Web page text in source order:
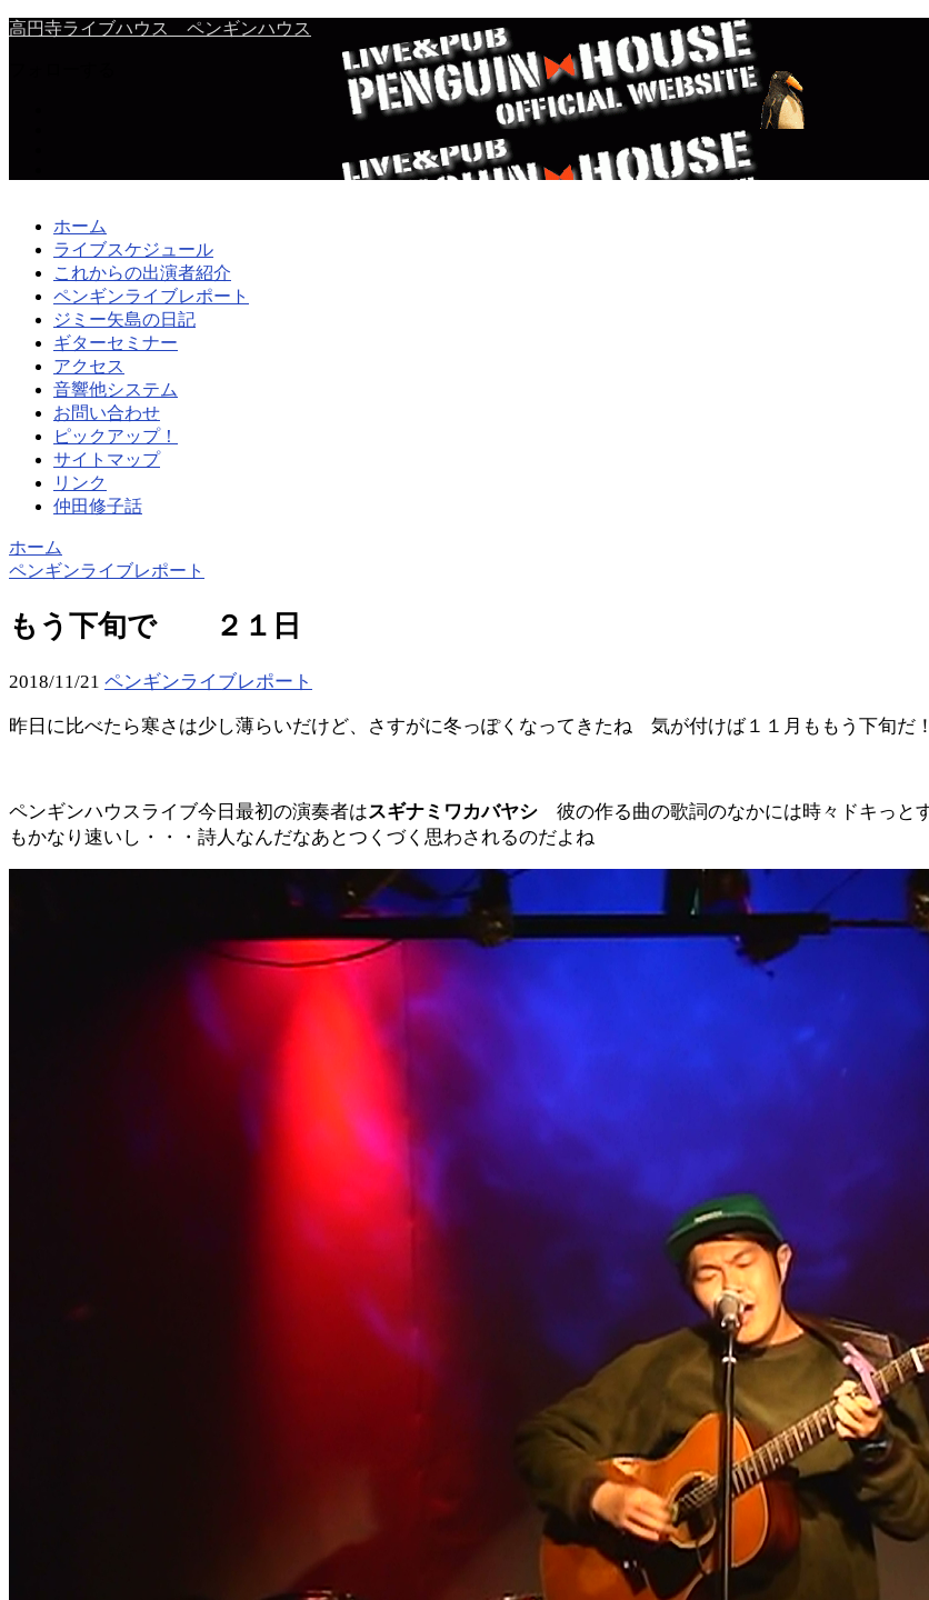
高円寺ライブハウス ペンギンハウス
ホーム
ライブスケジュール
これからの出演者紹介
ペンギンライブレポート
ジミー矢島の日記
ギターセミナー
アクセス
音響他システム
お問い合わせ
ピックアップ！
サイトマップ
リンク
仲田修子話
ホーム
ペンギンライブレポート
もう下旬で ２１日
2018/11/21 ペンギンライブレポート
昨日に比べたら寒さは少し薄らいだけど、さすがに冬っぽくなってきたね 気が付けば１１月ももう下旬
ペンギンハウスライブ今日最初の演奏者はスギナミワカバヤシ 彼の作る曲の歌詞のなかには時々ドキっ
もかなり速いし・・・詩人なんだなあとつくづく思わされるのだよね